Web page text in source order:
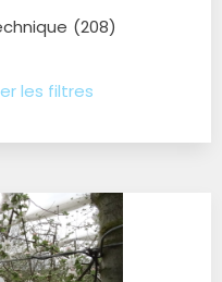
(208)
les filtres